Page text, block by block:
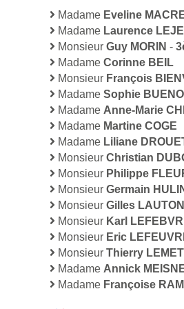
Madame Eveline
Madame Laurence
Monsieur Guy MORIN -
Madame Corinne BEIL
Monsieur François
Madame Sophie BUENO
Madame Anne-Marie
Madame Martine COGE
Madame Liliane
Monsieur Christian
Monsieur Philippe
Monsieur Germain
Monsieur Gilles
Monsieur Karl
Monsieur Eric
Monsieur Thierry
Madame Annick
Madame Françoise